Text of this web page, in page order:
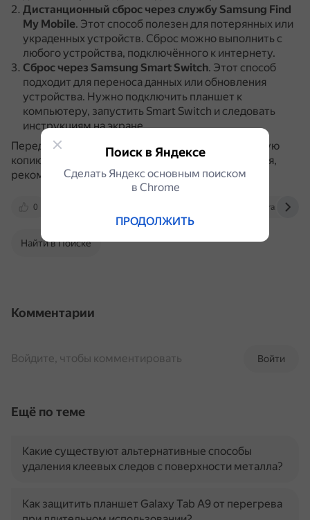
Дистанционный сброс через службу Samsung Find
My Mobile. Этот способ полезен для потерянных или
украденных устройств. Сброс можно выполнить с
любого устройства, подключённого к интернету.
Сброс через Samsung Smart Switch. Этот способ
подходит для переноса данных или обновления
устройства. Нужно подключить планшет к
компьютеру, запустить Smart Switch и следовать
инструкциям на экране.
Перед сбросом настроек важно создать резервную
копию важных данных.Если возникли затруднения,
рекомендуется обратиться в сервисный центр.
0
Найти в Поиске
Комментарии
Войти
Войдите, чтобы комментировать
Ещё по теме
Какие существуют альтернативные способы
удаления клеевых следов с поверхности металла?
Как защитить планшет Galaxy Tab A9 от перегрева
Поиск в Яндексе
Сделать Яндекс основным поиском
в Сhrome
ПРОДОЛЖИТЬ